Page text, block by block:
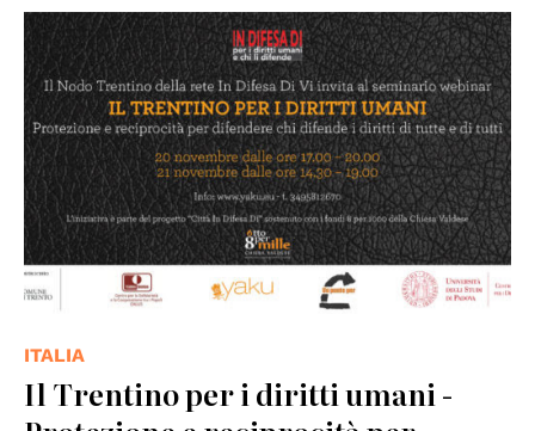
© yaku Onlus
ITALIA
Il Trentino per i diritti umani -